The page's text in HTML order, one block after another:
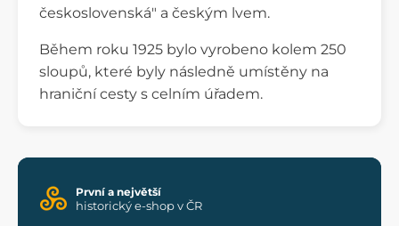
československá" a českým lvem.
Během roku 1925 bylo vyrobeno kolem 250
sloupů, které byly následně umístěny na
hraniční cesty s celním úřadem.
První a největší
historický e-shop v ČR